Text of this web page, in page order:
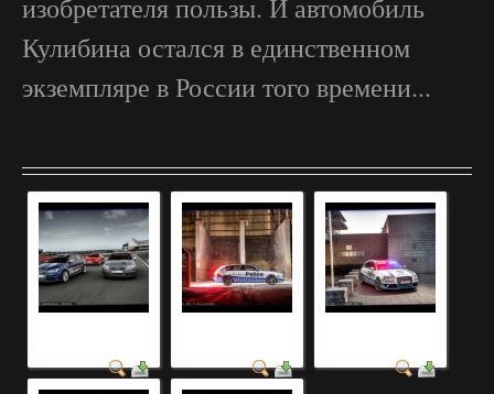
изобретателя пользы. И автомобиль
Кулибина остался в единственном
экземпляре в России того времени...